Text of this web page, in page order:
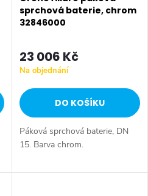
sprchová baterie, chrom
32846000
23 006 Kč
Na objednání
DO KOŠÍKU
Páková sprchová baterie, DN
15. Barva chrom.